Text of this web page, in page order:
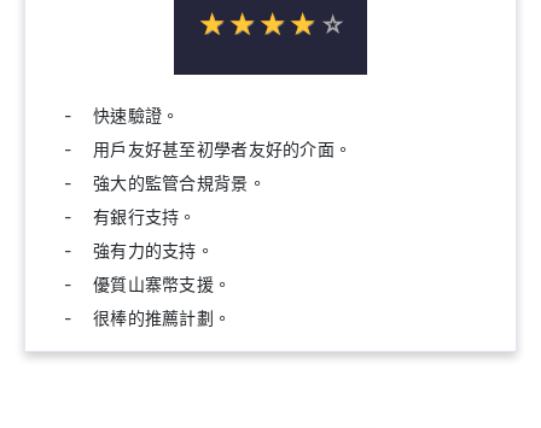
☆☆☆☆ ☆
★★★★ ★
快速驗證。
用戶友好甚至初學者友好的介面。
強大的監管合規背景。
有銀行支持。
強有力的支持。
優質山寨幣支援。
很棒的推薦計劃。